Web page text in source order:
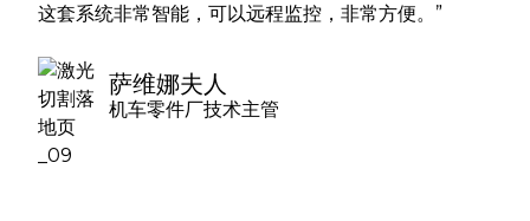
这套系统非常智能，可以远程监控，非常方便。”
萨维娜夫人
机车零件厂技术主管